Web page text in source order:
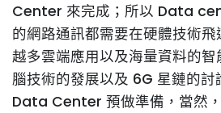
Center 來完成；所以 Data
的網路通訊都需要在硬體技術
越多雲端應用以及海量資料的
腦技術的發展以及 6G 星鏈的討
Data Center 預做準備，當然